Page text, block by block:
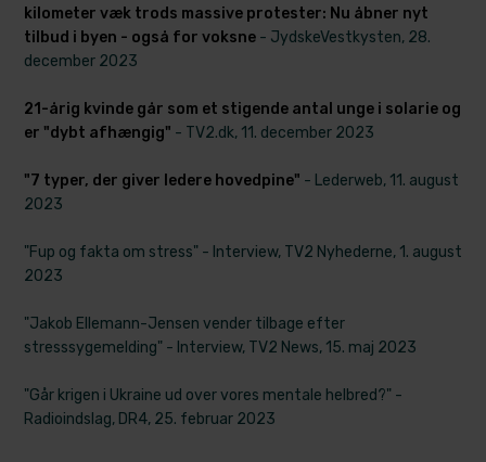
kilometer væk trods massive protester: Nu åbner nyt
tilbud i byen - også for voksne- JydskeVestkysten, 28.
december 2023
21-årig kvinde går som et stigende antal unge i solarie og
er "dybt afhængig" - TV2.dk, 11. december 2023
"7 typer, der giver ledere hovedpine" - Lederweb, 11. august
2023
"Fup og fakta om stress" - Interview, TV2 Nyhederne, 1. august
2023
"Jakob Ellemann-Jensen vender tilbage efter
stresssygemelding" - Interview, TV2 News, 15. maj 2023
"Går krigen i Ukraine ud over vores mentale helbred?" -
Radioindslag, DR4, 25. februar 2023